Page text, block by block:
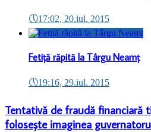
🕔17:02, 20.iul. 2015
Fetiță răpită la Târgu Neamț
🕔19:16, 29.iul. 2015
Tentativă de fraudă financiară
folosește imaginea